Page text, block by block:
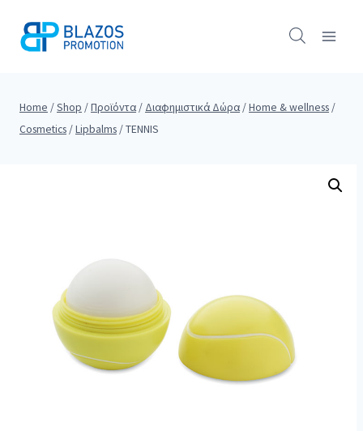
Home /Shop /Προϊόντα / Διαφημιστικά Δώρα /Home & wellness /
Cosmetics /Lipbalms /TENNIS